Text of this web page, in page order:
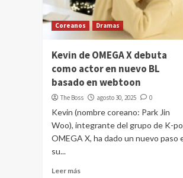
Coreanos Dramas
Kevin de OMEGA X debuta
como actor en nuevo BL
basado en webtoon
The Boss agosto 30, 2025 0
Kevin (nombre coreano: Park Jin
Woo), integrante del grupo de K-
OMEGA X, ha dado un nuevo paso
su...
Leer más